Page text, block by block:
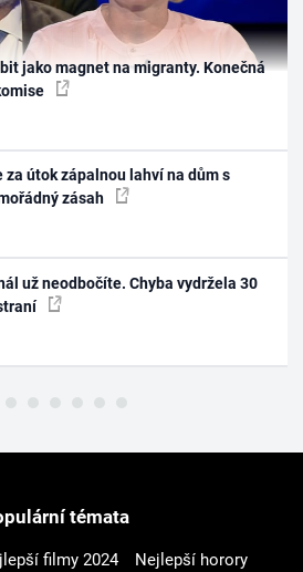
jako magnet na migranty. Konečná
za útok zápalnou lahví na dům s
zásah
už neodbočíte. Chyba vydržela 30
témata
filmy 2024
Nejlepší horory